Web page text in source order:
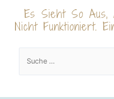
Es Sieht So
Nicht Funktioniert.